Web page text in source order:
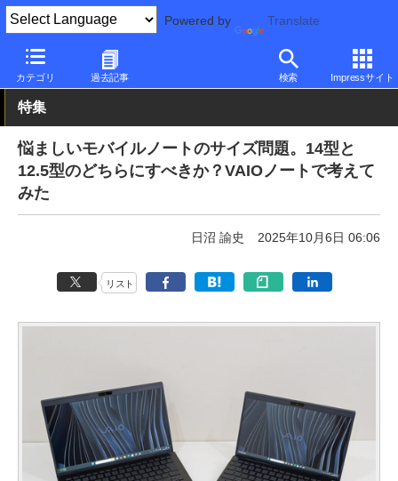
Powered by Translate
カテゴリ 過去記事 検索 Impressサイト
PC Watch パソコン/タブレット/スマートフォン モバイルノート
特集
悩ましいモバイルノートのサイズ問題。14型と
12.5型のどちらにすべきか？VAIOノートで考えて
みた
日沼 諭史 2025年10月6日 06:06
リスト